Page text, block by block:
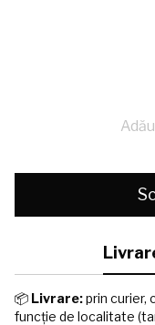
📦 Livrare:prin curier,
funcție de localitate